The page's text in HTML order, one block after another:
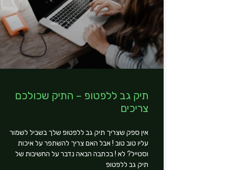
תיק גב ללפטופ – התיק שכולכם
צריכים
אין ספק שצריך תיק גב ללפטופ שלך בשביל לשמור
עליו טוב טוב ! אבל האם צריך להשתפר על איכות
וסטייל? לא ! בכתבה הבאה נדבר על החשיבות של
תיק גב ללפטופ